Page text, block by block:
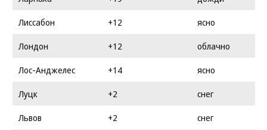
Лиссабон
+12
ясно
Лондон
+12
облачно
Лос-Анджелес
+14
ясно
Луцк
+2
снег
Львов
+2 снег